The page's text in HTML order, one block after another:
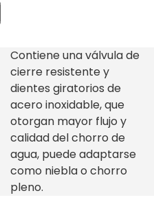
Contiene una válvula de
cierre resistente y
dientes giratorios de
acero inoxidable, que
otorgan mayor flujo y
calidad del chorro de
agua, puede adaptarse
como niebla o chorro
pleno.